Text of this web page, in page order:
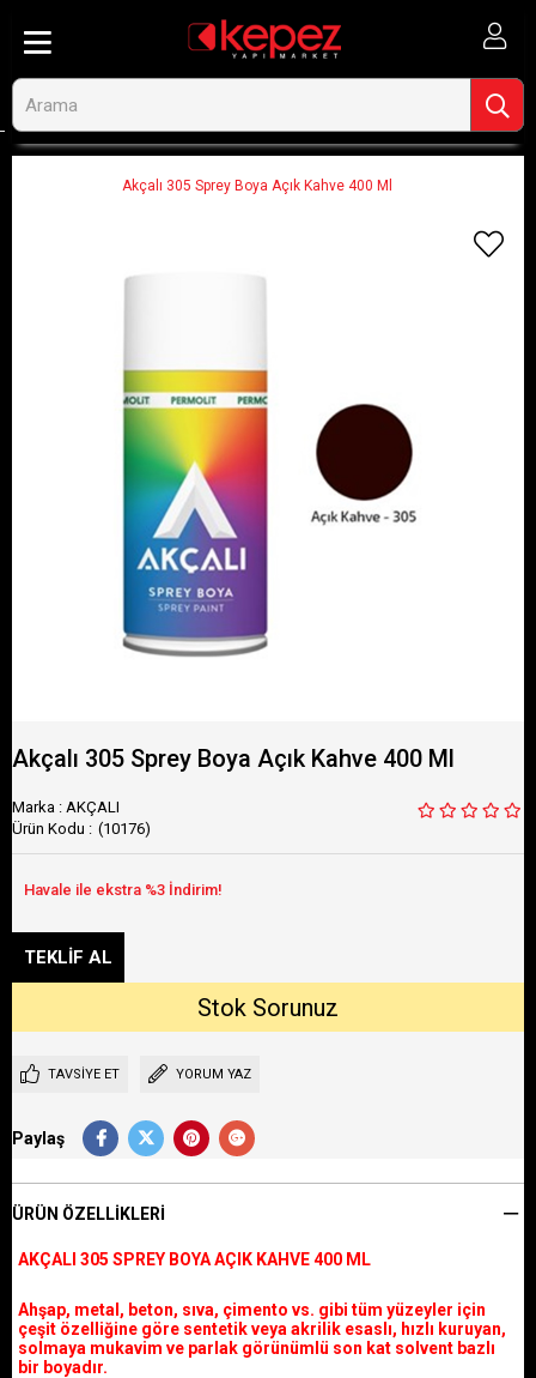
Akçalı 305 Sprey Boya Açık Kahve 400 Ml
Akçalı 305 Sprey Boya Açık Kahve 400 Ml
Marka : AKÇALI
(10176)
TAVSIYE ET YORUM YAZ
Paylaş
ÜRÜN ÖZELLIKLERI
AKÇALI 305 SPREY BOYA AÇIK KAHVE 400 ML
Ahşap, metal, beton, sıva, çimento vs. gibi tüm yüzeyler için
çeşit özelliğine göre sentetik veya akrilik esaslı, hızlı kuruyan,
solmaya mukavim ve parlak görünümlü son kat solvent bazlı
bir boyadır.